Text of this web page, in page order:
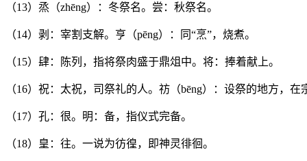
（13）烝（zhēng）：冬祭名。尝：秋祭名。
（14）剥：宰割支解。亨（pēng）：同“烹”，烧煮。
（15）肆：陈列，指将祭肉盛于鼎俎中。将：捧着献上。
（16）祝：太祝，司祭礼的人。祊（bēng）：设祭的地方，在
（17）孔：很。明：备，指仪式完备。
（18）皇：往。一说为彷徨，即神灵徘徊。